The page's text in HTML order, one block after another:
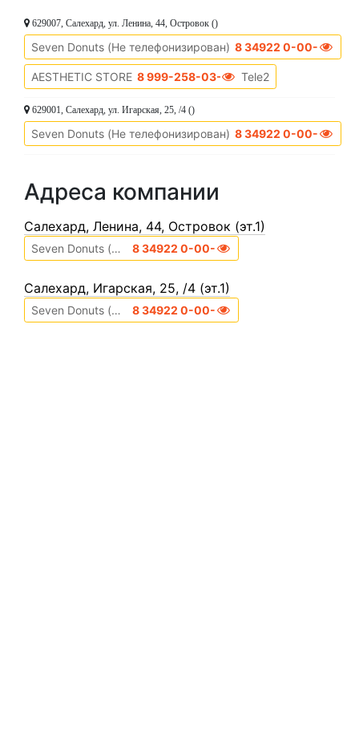
629007, Салехард, ул. Ленина, 44, Островок ()
Seven Donuts (Не телефонизирован) 8 34922 0-00-00
AESTHETIC STORE 8 999-258-03-55 Tele2
629001, Салехард, ул. Игарская, 25, /4 ()
Seven Donuts (Не телефонизирован) 8 34922 0-00-00
Адреса компании
Cалехард, Ленина, 44, Островок (эт.1)
Seven Donuts (Не телефонизирован) 8 34922 0-00-00
Cалехард, Игарская, 25, /4 (эт.1)
Seven Donuts (Не телефонизирован) 8 34922 0-00-00